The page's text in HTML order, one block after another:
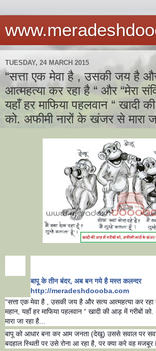
TUESDAY, 24 MARCH 2015
“सत्ता एक मेवा है , उसकी जय है
आत्महत्या कर रहा है “ और “मेरा
यहाँ हर माफिया पहलवान “ खादी
को. अफीमी नारों के खंजर से मारा
बापू के तीन बंदर, अब बन गये है मस्त कलन्दर
http://meradeshdoooba.com
“सत्ता एक मेवा है , उसकी जय है और सत्य आत्महत्या कर रहा
महान, यहाँ हर माफिया पहलवान “ खादी की आड़ में गरीबों
मारा जा रहा है...
बापू को आधार बना कर आम जनता (देखू) उससे सवाल पर
बदहाल स्थिती पर उसे रोना आ रहा है, पर क्या करे वह मजबूर